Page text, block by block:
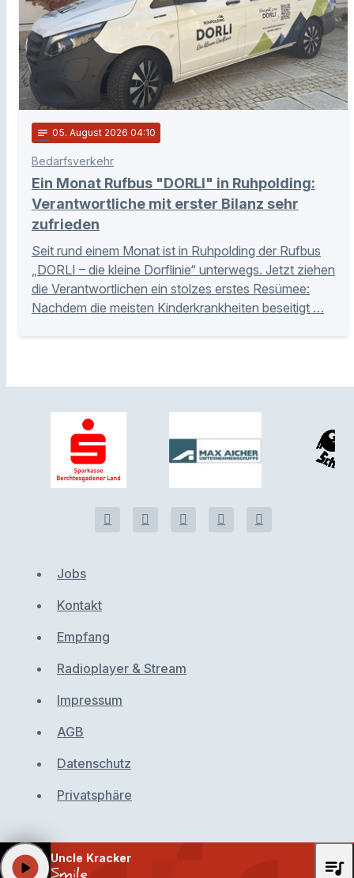
notes 05. August 2026 04:10
Bedarfsverkehr
Ein Monat Rufbus "DORLI" in Ruhpolding:
Verantwortliche mit erster Bilanz sehr
zufrieden
Seit rund einem Monat ist in Ruhpolding der Rufbus
„DORLI – die kleine Dorflinie“ unterwegs. Jetzt ziehen
die Verantwortlichen ein stolzes erstes Resümee:
Nachdem die meisten Kinderkrankheiten beseitigt …
Jobs
Kontakt
Empfang
Radioplayer & Stream
Impressum
AGB
Datenschutz
Privatsphäre
Uncle Kracker
play_arrow queue_music